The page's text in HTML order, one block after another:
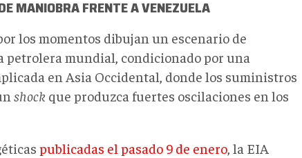
MANIOBRA FRENTE A VENEZUELA
los momentos dibujan un escenario de
petrolera mundial, condicionado por una
en Asia Occidental, donde los suministros
shock que produzca fuertes oscilaciones en los
publicadas el pasado 9 de enero, la EIA